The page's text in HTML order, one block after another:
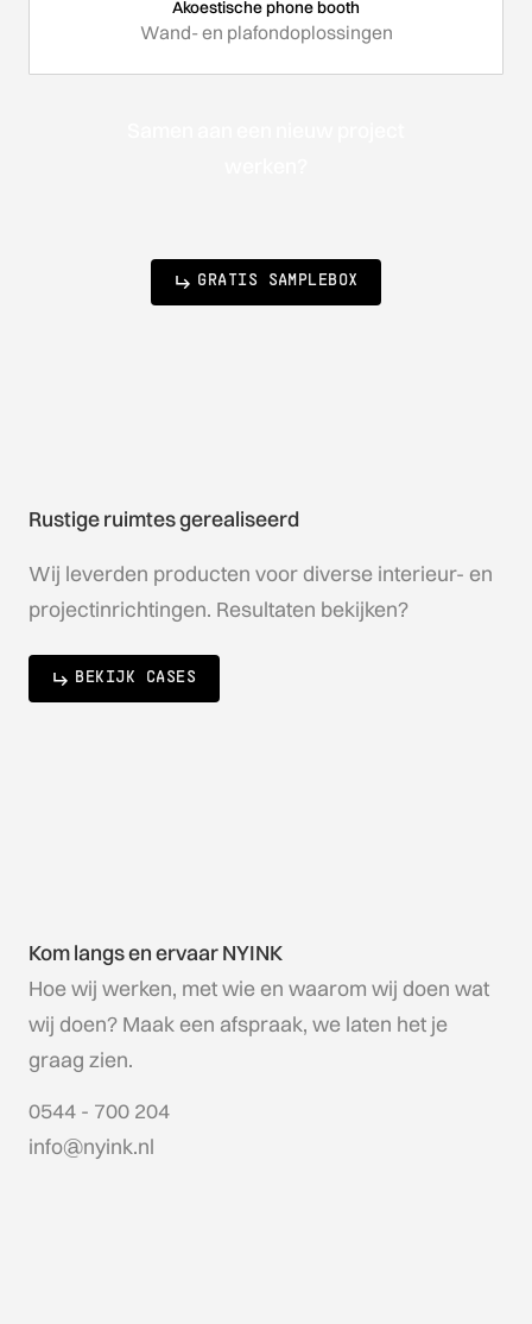
Akoestische phone booth
Wand- en plafondoplossingen
GRATIS SAMPLEBOX
Rustige ruimtes gerealiseerd
Wij leverden producten voor diverse interieur- en
projectinrichtingen. Resultaten bekijken?
BEKIJK CASES
Kom langs en ervaar NYINK
Hoe wij werken, met wie en waarom wij doen wat
wij doen? Maak een afspraak, we laten het je
graag zien.
0544 - 700 204
info@nyink.nl